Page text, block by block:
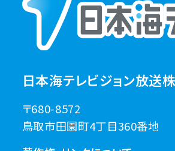
日本海テレビジョン放送
〒680-8572
鳥取市田園町4丁目360番地